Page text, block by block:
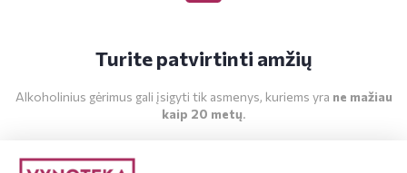
Turite patvirtinti amžių
Alkoholinius gėrimus gali įsigyti tik asmenys, kuriems yra ne mažiau
kaip 20 metų.